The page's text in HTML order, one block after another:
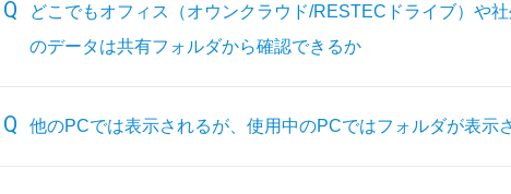
どこでもオフィス（オウンクラウド/RESTECドライブ）や
のデータは共有フォルダから確認できるか
他のPCでは表示されるが、使用中のPCではフォルダが表示